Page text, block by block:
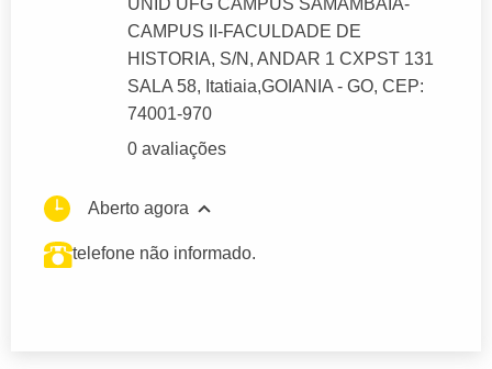
UNID UFG CAMPUS SAMAMBAIA-
CAMPUS II-FACULDADE DE
HISTORIA, S/N, ANDAR 1 CXPST 131
SALA 58, Itatiaia,GOIANIA - GO, CEP:
74001-970
0 avaliações
Aberto agora
telefone não informado.